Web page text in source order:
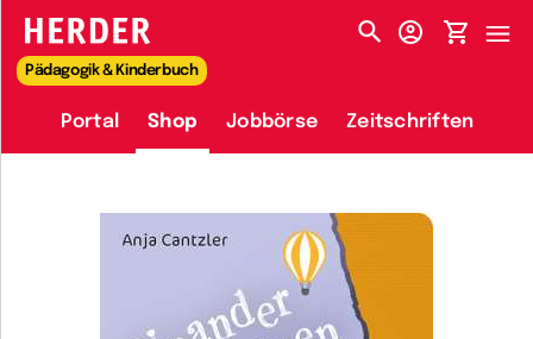
HERDER-MENÜ
Pädagogik & Kinderbuch
Portal Shop Jobbörse Zeitschriften